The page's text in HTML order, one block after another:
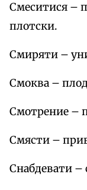
Смеситися –
плотски.
Смиряти –
Смоква –
Смотрение –
Смясти –
Снабдевати –